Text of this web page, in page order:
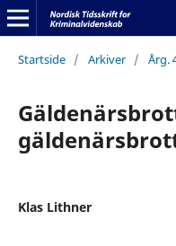
Startside / Arkiver / Årg.
Klas Lithner